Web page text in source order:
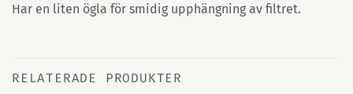
Har en liten ögla för smidig upphängning av filtret.
RELATERADE PRODUKTER